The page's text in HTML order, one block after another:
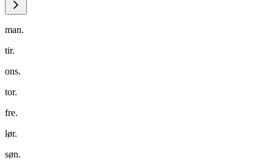
man.
tir.
ons.
tor.
fre.
lør.
søn.